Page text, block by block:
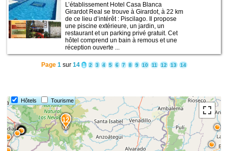
L’établissement Hotel Casa Blanca
Girardot Real se trouve à Girardot, à 22 km
de ce lieu d’intérêt : Piscilago. Il propose
une piscine extérieure, un jardin, un
restaurant et un parking privé gratuit. Cet
hôtel comprend un bain à remous et une
réception ouverte ...
Page 1sur 14 1 2 3 4 5 6 7 8 9 10 11 12 13 14
Hôtels Tourisme
12